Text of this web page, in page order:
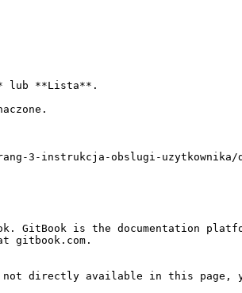
lub **Lista**.
3-instrukcja-obslugi-uzytkownika/
GitBook is the documentation
gitbook.com.
directly available in this page,